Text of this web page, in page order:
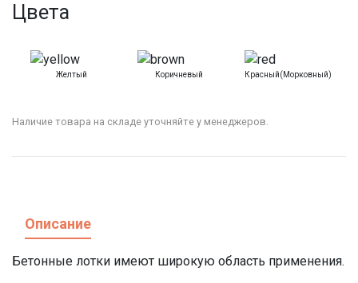
Цвета
Желтый Коричневый Красный(морковный)
Наличие товара на складе уточняйте у менеджеров.
Описание
Бетонные лотки имеют широкую область применения.